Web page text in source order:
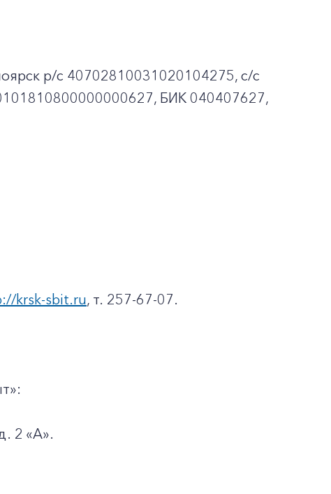
p/c 40702810031020104275, с/с
БИК 040407627,
krsk-sbit.ru, т. 257-67-07.
2 «А».